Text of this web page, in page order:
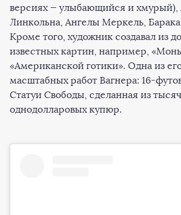
версиях — улыбающийся и хмурый),
Линкольна, Ангелы Меркель,
Кроме того, художник создавал из
известных картин, например,
«Американской готики». Одна из
масштабных работ Вагнера: 16-
Статуи Свободы, сделанная из
однодолларовых купюр.